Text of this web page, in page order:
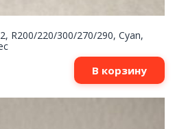
R200/220/300/270/290, Cyan,
В корзину